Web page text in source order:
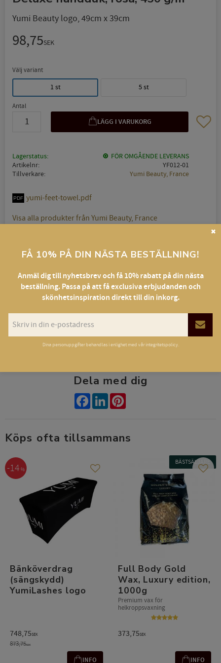
Yumi Beauty logo, 49cm x 39cm
98,75SEK
Välj variant
1 st 5 st
Antal
Lägg
Lagerstatus
FÖR OMGÅENDE LEVERANS
Artikelnr
YF012-01
Tillverkare
Yumi Beauty, France
yumi-feet-towel.pdf
Visa alla produkter från Yumi Beauty, France
Rosa frotté handduk i 100% bomull (450g/m2).
Extremt bra uppsugningsförmåga.
Storlek 49cm x 39cm
Dela med dig
Facebook
LinkedInPinterest
Köps ofta tillsammans
Bänköverdrag
(sängskydd)
YumiLashes logo
748,75SEK
873,75SEK
14 % Lägg till i favoriter
INFO
Full Body Gold
Wax, Luxury edition,
1000g
Premium vax för
helkroppsvaxning
373,75SEK
BÄSTSÄLJARE
INFO
FÅ 10% PÅ DIN NÄSTA BESTÄLLNING!
Anmäl dig till nyhetsbrev och få 10% rabatt på din nästa
beställning. Passa på att få exclusiva erbjudanden och
skönhetsinspiration direkt till din inkorg.
Dina personuppgifter behandlas i enlighet med vårintegritetspolicy.
✖